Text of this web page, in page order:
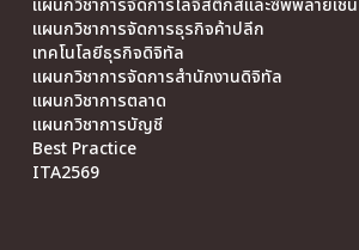
แผนกวิชาการจัดการโลจิสติกส์และซัพพลายเชน
แผนกวิชาการจัดการธุรกิจค้าปลีก
เทคโนโลยีธุรกิจดิจิทัล
แผนกวิชาการจัดการสำนักงานดิจิทัล
แผนกวิชาการตลาด
แผนกวิชาการบัญชี
Best Practice
ITA2569